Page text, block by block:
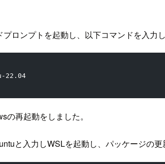
ロンプトを起動し、以下コマンドを入力
22.04
再起動をしました。
と入力しWSLを起動し、パッケージの更